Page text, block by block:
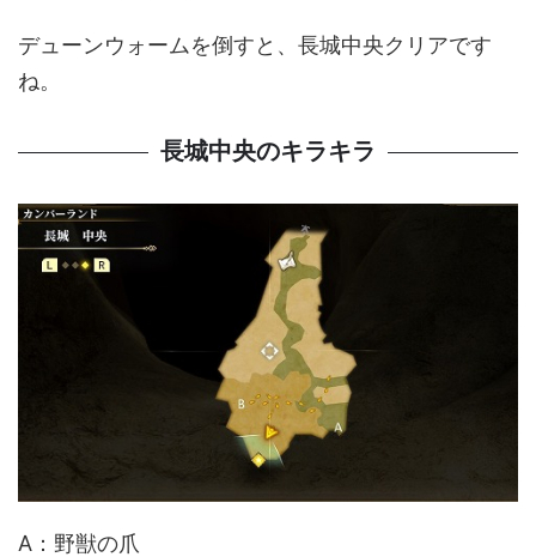
デューンウォームを倒すと、長城中央クリアです
ね。
長城中央のキラキラ
A：野獣の爪